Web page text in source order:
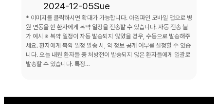
2024-12-05Sue
* 이미지를 클릭하시면 확대가 가능합니다. 아임파인 모바일 앱으로 병
원 연동을 한 환자에게 복약 일정을 전송할 수 있습니다. 자동 전송 불
가 예시 ※ 복약 일정이 자동 발송되지 않았을 경우, 수동으로 발송해주
세요. 환자에게 복약 일정 발송 시, 약 정보 공개 여부를 설정할 수 있습
니다. 오늘 내원 환자들 중 처방전이 발송되지 않은 환자들에게 일괄로
발송할 수 있습니다. 특정…